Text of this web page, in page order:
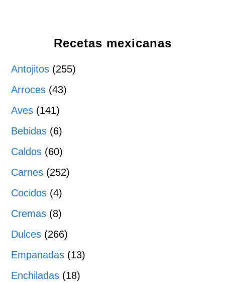
Recetas mexicanas
Antojitos (255)
Arroces (43)
Aves (141)
Bebidas (6)
Caldos (60)
Carnes (252)
Cocidos (4)
Cremas (8)
Dulces (266)
Empanadas (13)
Enchiladas (18)